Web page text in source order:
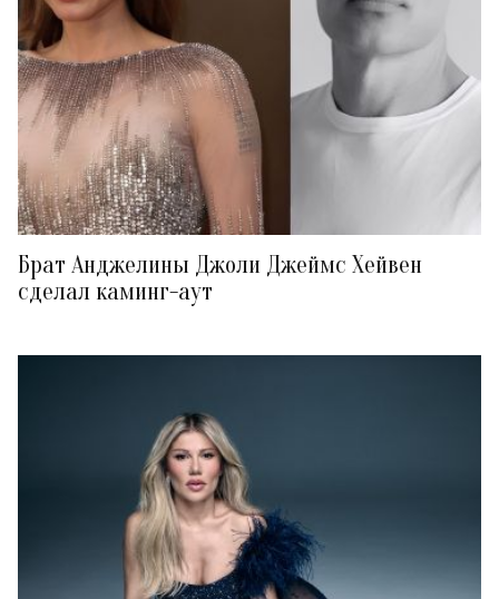
Брат Анджелины Джоли Джеймс Хейвен
сделал каминг-аут